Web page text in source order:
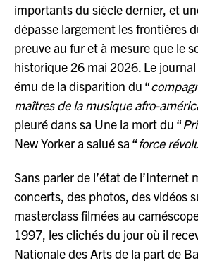
importants du siècle dernier, et
dépasse largement les frontières
preuve au fur et à mesure que le
historique 26 mai 2026. Le journal
ému de la disparition du “
maîtres de la musique afro-
pleuré dans sa Une la mort du “
New Yorker a salué sa “force
Sans parler de l’état de l’Internet
concerts, des photos, des vidéos
masterclass filmées au
1997, les clichés du jour où il
Nationale des Arts de la part de